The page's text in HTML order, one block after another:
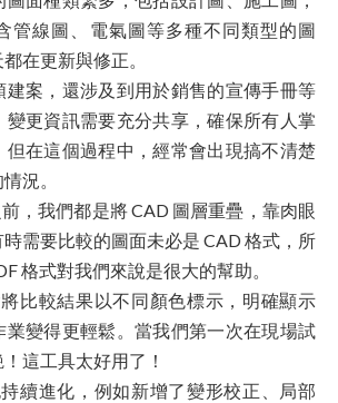
管線圖、電氣圖等多種不同類型的圖
在更新與修正。
建案，還涉及到用於銷售的宣傳手冊等
變更資訊需要充分共享，確保所有人掌
但在這個過程中，經常會出現搞不清楚
況。
，我們都是將 CAD 圖層重疊，靠肉眼
需要比較的圖面未必是 CAD 格式，所
格式對我們來說是很大的幫助。
比較結果以不同顏色標示，明確顯示
業變得更輕鬆。當我們第一次在現場試
這工具太好用了！
續進化，例如新增了變形校正、局部